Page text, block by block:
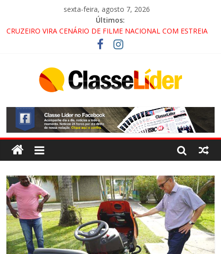
sexta-feira, agosto 7, 2026
Últimos:
CRUZEIRO VIRA CENÁRIO DE FILME NACIONAL COM ESTREIA
PROMOTOR DO GAECO
ACESSO À APARECIDA NA DUTRA SERÁ BLOQUEADO NO FIM
ALTERNATIVAS
LORENA, PINDAMONHANGABA E QUELUZ NA RETA FINAL
PELA FÁBRICA DA COCA-COLA!